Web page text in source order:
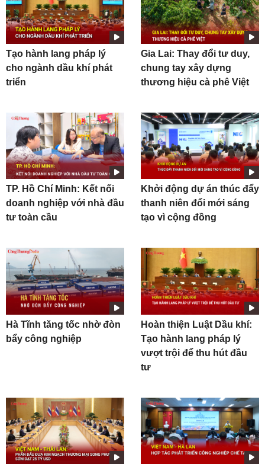
Tạo hành lang pháp lý
cho ngành dầu khí phát
triển
Gia Lai: Thay đổi tư duy,
chung tay xây dựng
thương hiệu cà phê Việt
TP. Hồ Chí Minh: Kết nối
doanh nghiệp với nhà đầu
tư toàn cầu
Khởi động dự án thúc đẩy
thanh niên đổi mới sáng
tạo vì cộng đồng
Hà Tĩnh tăng tốc nhờ đòn
bẩy công nghiệp
Hoàn thiện Luật Dầu khí:
Tạo hành lang pháp lý
vượt trội để thu hút đầu
tư